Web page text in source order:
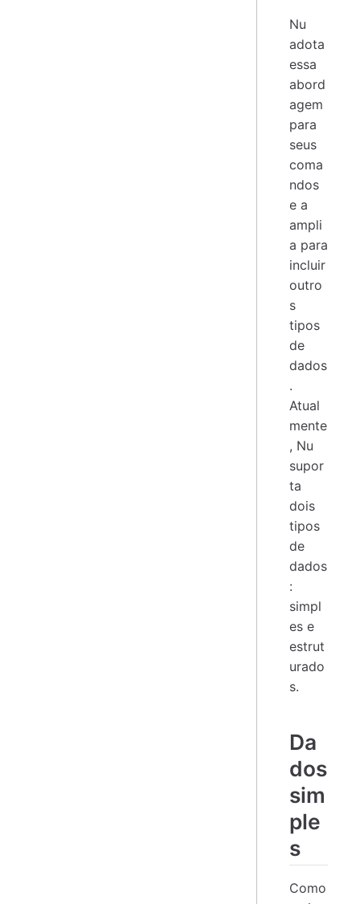
Nu
adota
essa
abord
agem
para
seus
coma
ndos
e a
ampli
a para
incluir
outro
s
tipos
de
dados
.
Atual
mente
, Nu
supor
ta
dois
tipos
de
dados
:
simpl
es e
estrut
urado
s.
Da
dos
sim
ple
s
Como